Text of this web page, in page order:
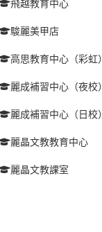
飛越教育中心
駿麗美甲店
高思教育中心（彩虹）
麗成補習中心（夜校）
麗成補習中心（日校）
麗晶文教教育中心
麗晶文教課室